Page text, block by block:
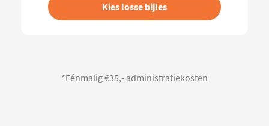
Kies losse bijles
*Eénmalig €35,- administratiekosten